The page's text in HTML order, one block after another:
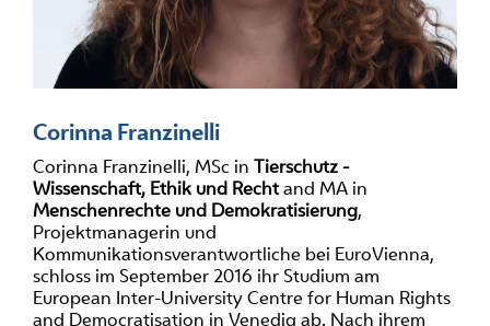
Corinna Franzinelli
Corinna Franzinelli, MSc in Tierschutz -
Wissenschaft, Ethik und Rechtand MA in
Menschenrechte und Demokratisierung,
Projektmanagerin und
Kommunikationsverantwortliche bei EuroVienna,
schloss im September 2016 ihr Studium am
European Inter-University Centre for Human Rights
and Democratisation in Venedig ab. Nach ihrem